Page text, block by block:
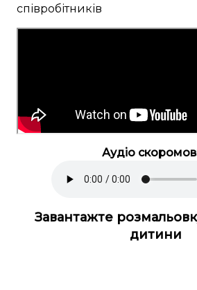
співробітників
Аудіо
Завантажте
дитини